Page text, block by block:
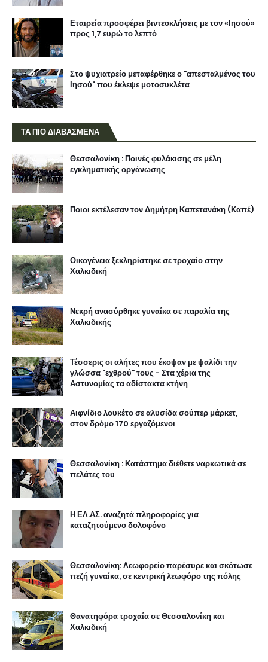
Εταιρεία προσφέρει βιντεοκλήσεις με τον «Ιησού»
προς 1,7 ευρώ το λεπτό
Στο ψυχιατρείο μεταφέρθηκε ο "απεσταλμένος του
Ιησού" που έκλεψε μοτοσυκλέτα
ΤΑ ΠΙΟ ΔΙΑΒΑΣΜΕΝΑ
Θεσσαλονίκη : Ποινές φυλάκισης σε μέλη
εγκληματικής οργάνωσης
Ποιοι εκτέλεσαν τον Δημήτρη Καπετανάκη (Καπέ)
Οικογένεια ξεκληρίστηκε σε τροχαίο στην
Χαλκιδική
Νεκρή ανασύρθηκε γυναίκα σε παραλία της
Χαλκιδικής
Τέσσερις οι αλήτες που έκοψαν με ψαλίδι την
γλώσσα "εχθρού" τους - Στα χέρια της
Αστυνομίας τα αδίστακτα κτήνη
Αιφνίδιο λουκέτο σε αλυσίδα σούπερ μάρκετ,
στον δρόμο 170 εργαζόμενοι
Θεσσαλονίκη : Κατάστημα διέθετε ναρκωτικά σε
πελάτες του
Η ΕΛ.ΑΣ. αναζητά πληροφορίες για
καταζητούμενο δολοφόνο
Θεσσαλονίκη: Λεωφορείο παρέσυρε και σκότωσε
πεζή γυναίκα, σε κεντρική λεωφόρο της πόλης
Θανατηφόρα τροχαία σε Θεσσαλονίκη και
Χαλκιδική